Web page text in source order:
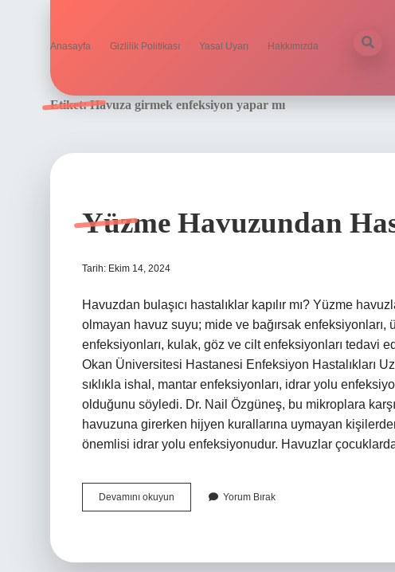
Anasayfa Gizlilik Politikası Yasal Uyarı Hakkımızda
Etiket:Havuza girmek enfeksiyon yapar mı
Yüzme Havuzundan
Tarih: Ekim 14, 2024
Havuzdan bulaşıcı hastalıklar kapılır mı? Yüzme
olmayan havuz suyu; mide ve bağırsak enfeksiyonları,
enfeksiyonları, kulak, göz ve cilt enfeksiyonları tedavi
Okan Üniversitesi Hastanesi Enfeksiyon Hastalıkları
sıklıkla ishal, mantar enfeksiyonları, idrar yolu
olduğunu söyledi. Dr. Nail Özgüneş, bu mikroplara
havuzuna girerken hijyen kurallarına uymayan
önemlisi idrar yolu enfeksiyonudur. Havuzlar
Devamını okuyun
Havuzundan
Yorum Bırak